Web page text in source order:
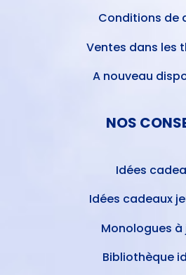
Conditions de
Ventes dans les
A nouveau
NOS
Idées
Idées cadeaux
Monologues à
Bibliothèque